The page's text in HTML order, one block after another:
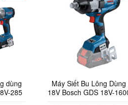
Máy Siết Bu Lông Dùng Pin
18V Bosch GDS 18V-1600